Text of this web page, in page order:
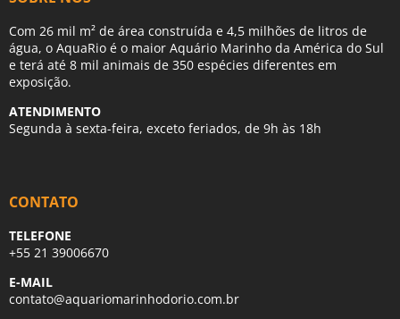
Com 26 mil m² de área construída e 4,5 milhões de litros de
água, o AquaRio é o maior Aquário Marinho da América do Sul
e terá até 8 mil animais de 350 espécies diferentes em
exposição.
ATENDIMENTO
Segunda à sexta-feira, exceto feriados, de 9h às 18h
CONTATO
TELEFONE
+55 21 39006670
E-MAIL
contato@aquariomarinhodorio.com.br